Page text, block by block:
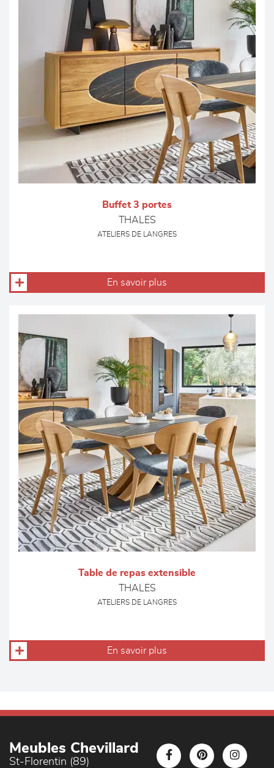
Buffet 3 portes
THALES
ATELIERS DE LANGRES
En savoir plus
Table de repas extensible
THALES
ATELIERS DE LANGRES
En savoir plus
Meubles Chevillard
St-Florentin (89)